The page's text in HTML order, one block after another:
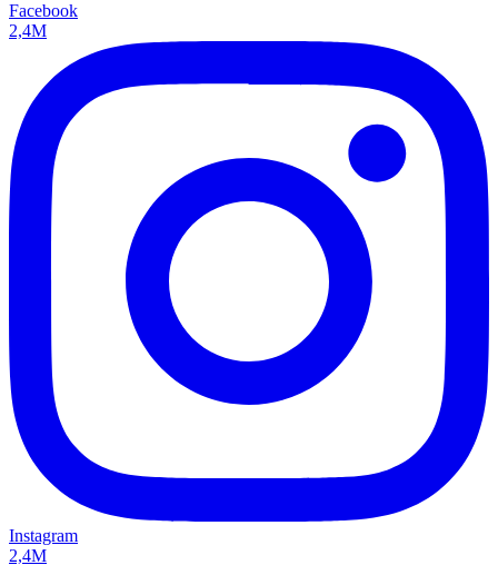
Facebook
2,4M
Instagram
2,4M